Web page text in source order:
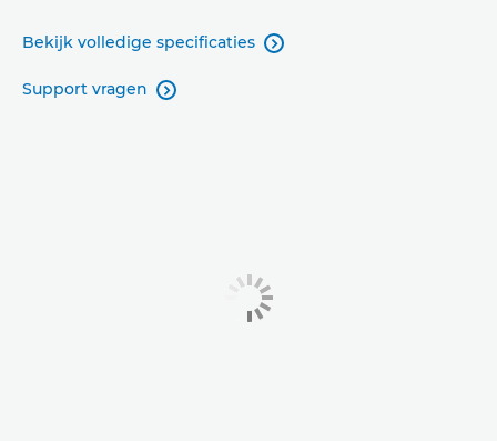
Bekijk volledige specificaties 
Support vragen 